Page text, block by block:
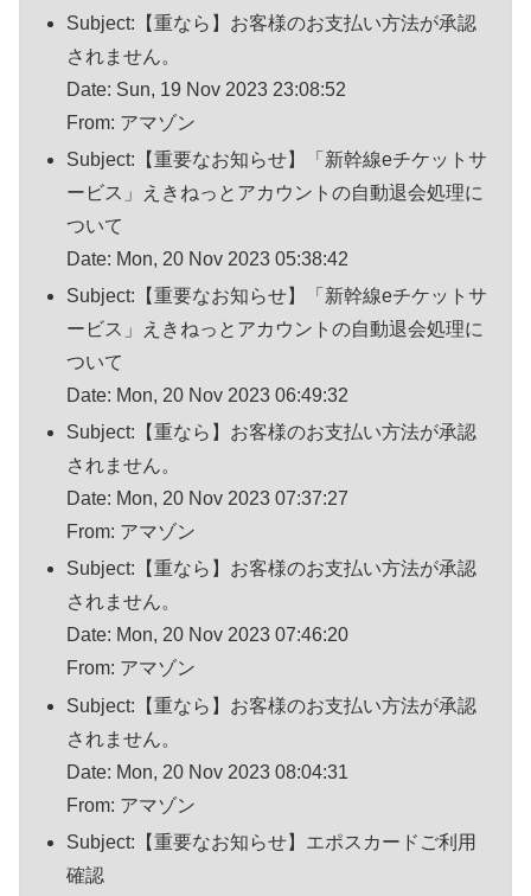
Subject:【重なら】お客様のお支払い方法が承認
されません。
Date: Sun, 19 Nov 2023 23:08:52
From: アマゾン
Subject:【重要なお知らせ】「新幹線eチケットサ
ービス」えきねっとアカウントの自動退会処理に
ついて
Date: Mon, 20 Nov 2023 05:38:42
Subject:【重要なお知らせ】「新幹線eチケットサ
ービス」えきねっとアカウントの自動退会処理に
ついて
Date: Mon, 20 Nov 2023 06:49:32
Subject:【重なら】お客様のお支払い方法が承認
されません。
Date: Mon, 20 Nov 2023 07:37:27
From: アマゾン
Subject:【重なら】お客様のお支払い方法が承認
されません。
Date: Mon, 20 Nov 2023 07:46:20
From: アマゾン
Subject:【重なら】お客様のお支払い方法が承認
されません。
Date: Mon, 20 Nov 2023 08:04:31
From: アマゾン
Subject:【重要なお知らせ】エポスカードご利用
確認